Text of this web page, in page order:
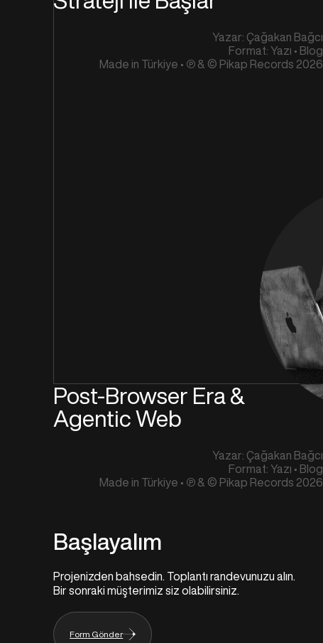
Yazar: Çağakan Bağcı
Format: Yazı • Blog
Made in Türkiye • ℗ & © Pikap Records 2026
Post-Browser Era &
Agentic Web
Yazar: Çağakan Bağcı
Format: Yazı • Blog
Made in Türkiye • ℗ & © Pikap Records 2026
Başlayalım
Projenizden bahsedin. Toplantı randevunuzu alın.
Bir sonraki müşterimiz siz olabilirsiniz.
Form Gönder